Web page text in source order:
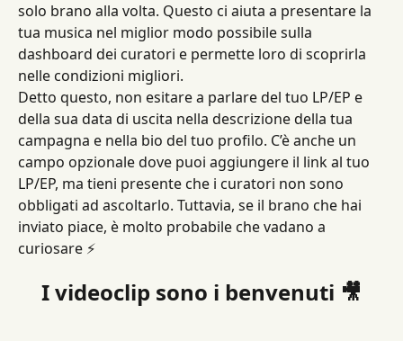
solo brano alla volta. Questo ci aiuta a presentare la
tua musica nel miglior modo possibile sulla
dashboard dei curatori e permette loro di scoprirla
nelle condizioni migliori.
Detto questo, non esitare a parlare del tuo LP/EP e
della sua data di uscita nella descrizione della tua
campagna e nella bio del tuo profilo. C’è anche un
campo opzionale dove puoi aggiungere il link al tuo
LP/EP, ma tieni presente che i curatori non sono
obbligati ad ascoltarlo. Tuttavia, se il brano che hai
inviato piace, è molto probabile che vadano a
curiosare ⚡️
I videoclip sono i benvenuti 🎥